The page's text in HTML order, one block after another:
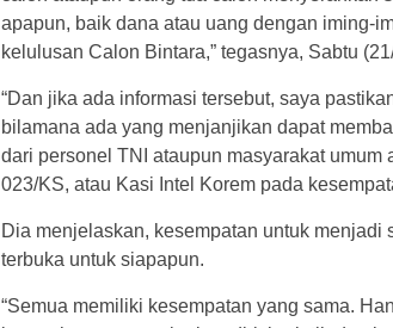
apapun, baik dana atau uang dengan iming-
kelulusan Calon Bintara,” tegasnya, Sabtu
“Dan jika ada informasi tersebut, saya
bilamana ada yang menjanjikan dapat
dari personel TNI ataupun masyarakat umum
023/KS, atau Kasi Intel Korem pada
Dia menjelaskan, kesempatan untuk menjadi
terbuka untuk siapapun.
“Semua memiliki kesempatan yang sama.